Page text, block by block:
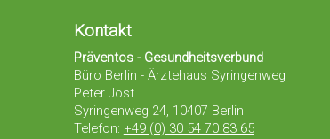
Kontakt
Präventos - Gesundheitsverbund
Büro Berlin - Ärztehaus Syringenweg
Peter Jost
Syringenweg 24, 10407 Berlin
Telefon: +49 (0) 30 54 70 83 65